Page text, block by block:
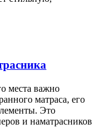
места важно
матраса, его
Это
и наматрасников